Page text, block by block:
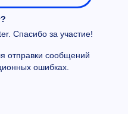
Спасибо за участие!
отправки сообщений
ошибках.